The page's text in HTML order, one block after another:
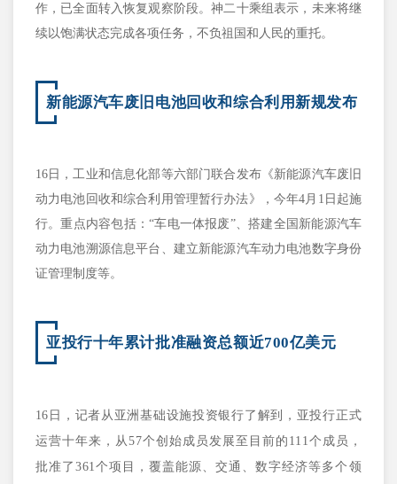
作，已全面转入恢复观察阶段。神二十乘组表示，未来将继
续以饱满状态完成各项任务，不负祖国和人民的重托。
新能源汽车废旧电池回收和综合利用新规发布
16日，工业和信息化部等六部门联合发布《新能源汽车废旧
动力电池回收和综合利用管理暂行办法》，今年4月1日起施
行。重点内容包括：“车电一体报废”、搭建全国新能源汽车
动力电池溯源信息平台、建立新能源汽车动力电池数字身份
证管理制度等。
亚投行十年累计批准融资总额近700亿美元
16日，记者从亚洲基础设施投资银行了解到，亚投行正式
运营十年来，从57个创始成员发展至目前的111个成员，
批准了361个项目，覆盖能源、交通、数字经济等多个领